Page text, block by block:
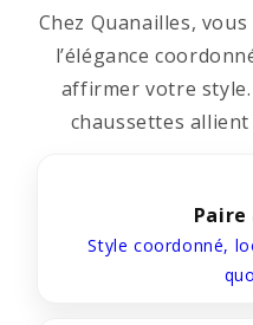
Chez Quanailles, vous
l’élégance
affirmer votre
chaussettes
Style coordonné,